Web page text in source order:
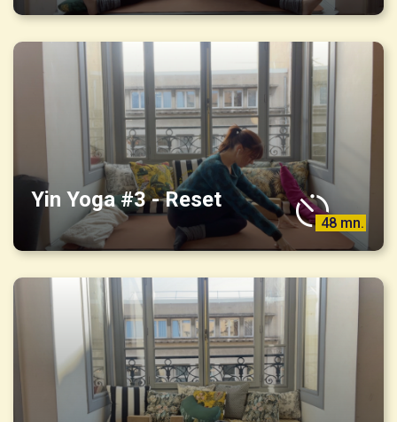
Yin Yoga #3 - Reset
48 mn.